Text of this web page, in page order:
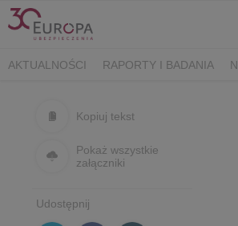
AKTUALNOŚCI RAPORTY I BADANIA
Kopiuj tekst
Pokaż wszystkie
załączniki
Udostępnij